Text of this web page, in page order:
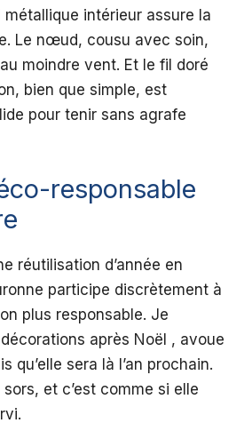
métallique intérieur assure la
Le nœud, cousu avec soin,
moindre vent. Et le fil doré
bien que simple, est
pour tenir sans agrafe
responsable
réutilisation d’année en
participe discrètement à
plus responsable. Je
après Noël , avoue
qu’elle sera là l’an prochain.
et c’est comme si elle